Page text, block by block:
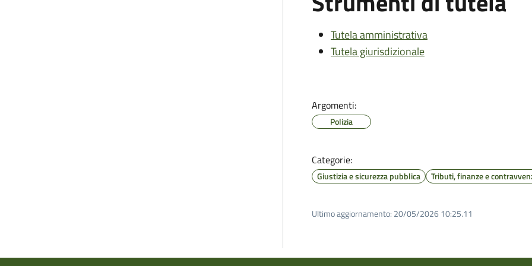
Tutela amministrativa
Tutela giurisdizionale
Argomenti:
Polizia
Categorie:
Giustizia e sicurezza pubblica Tributi, finanze e
Ultimo aggiornamento: 20/05/2026 10:25.11